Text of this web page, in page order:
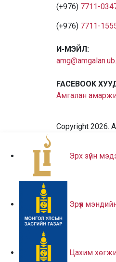
(+976) 7711-
(+976) 7711-
И-МЭЙЛ:
FACEBOOK
Амгалан
Copyright 2026.
Эрх зүйн
Эрүүл
Цахим